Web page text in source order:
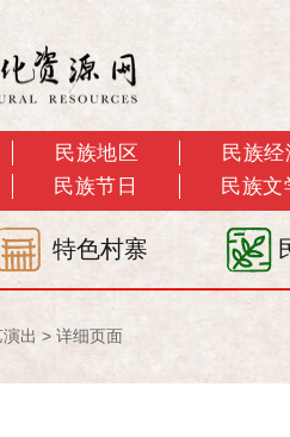
民族地区
民族经
民族节日 民族文
特色村寨
出 > 详细页面